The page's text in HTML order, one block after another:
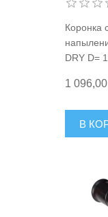
Коронка
DRY D=
012-014
1
В